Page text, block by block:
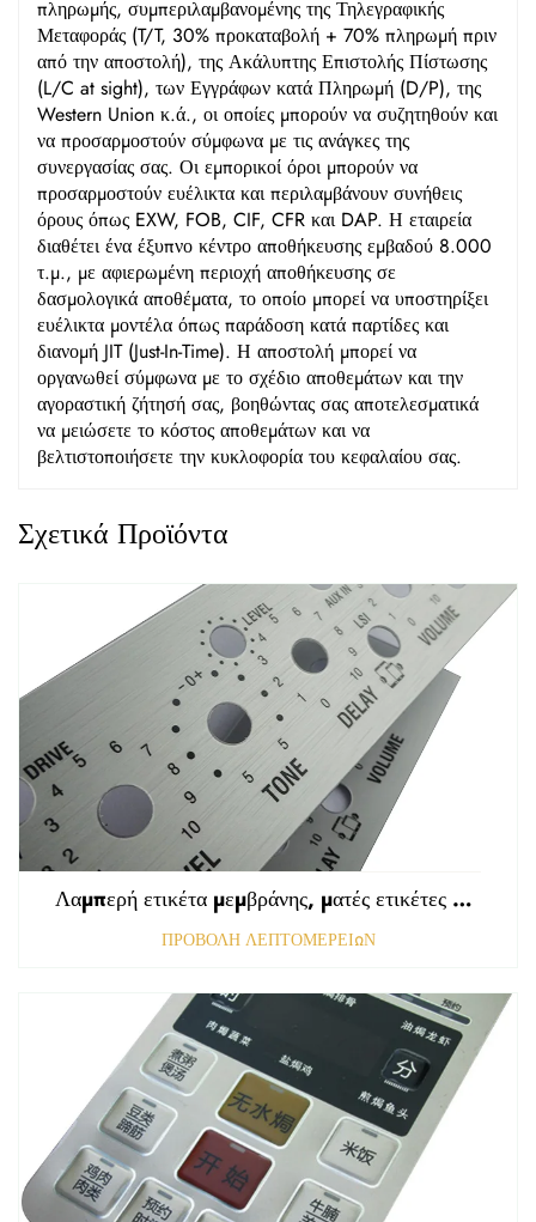
πληρωμής, συμπεριλαμβανομένης της Τηλεγραφικής
Μεταφοράς (T/T, 30% προκαταβολή + 70% πληρωμή πριν
από την αποστολή), της Ακάλυπτης Επιστολής Πίστωσης
(L/C at sight), των Εγγράφων κατά Πληρωμή (D/P), της
Western Union κ.ά., οι οποίες μπορούν να συζητηθούν και
να προσαρμοστούν σύμφωνα με τις ανάγκες της
συνεργασίας σας. Οι εμπορικοί όροι μπορούν να
προσαρμοστούν ευέλικτα και περιλαμβάνουν συνήθεις
όρους όπως EXW, FOB, CIF, CFR και DAP. Η εταιρεία
διαθέτει ένα έξυπνο κέντρο αποθήκευσης εμβαδού 8.000
τ.μ., με αφιερωμένη περιοχή αποθήκευσης σε
δασμολογικά αποθέματα, το οποίο μπορεί να υποστηρίξει
ευέλικτα μοντέλα όπως παράδοση κατά παρτίδες και
διανομή JIT (Just-In-Time). Η αποστολή μπορεί να
οργανωθεί σύμφωνα με το σχέδιο αποθεμάτων και την
αγοραστική ζήτησή σας, βοηθώντας σας αποτελεσματικά
να μειώσετε το κόστος αποθεμάτων και να
βελτιστοποιήσετε την κυκλοφορία του κεφαλαίου σας.
Σχετικά Προϊόντα
Λαμπερή ετικέτα μεμβράνης, ματές ετικέτες εμπρόσθιου πίνακα ελέγχου, ανάγλυφη γραφική επικάλυψη πολυκαρβονικού
ΠΡΟΒΟΛΗ ΛΕΠΤΟΜΕΡΕΙΩΝ